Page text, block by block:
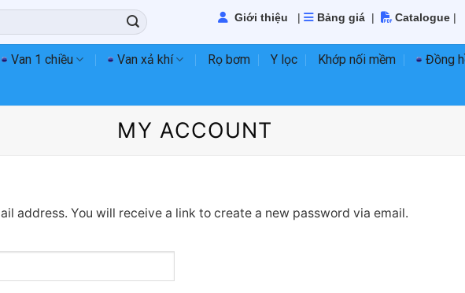
Giới thiệu | Bảng giá | Catalogue |
Van 1 chiều Van xả khí Rọ bơm Y lọc Khớp nối mềm Đồng
MY ACCOUNT
address. You will receive a link to create a new password via email.